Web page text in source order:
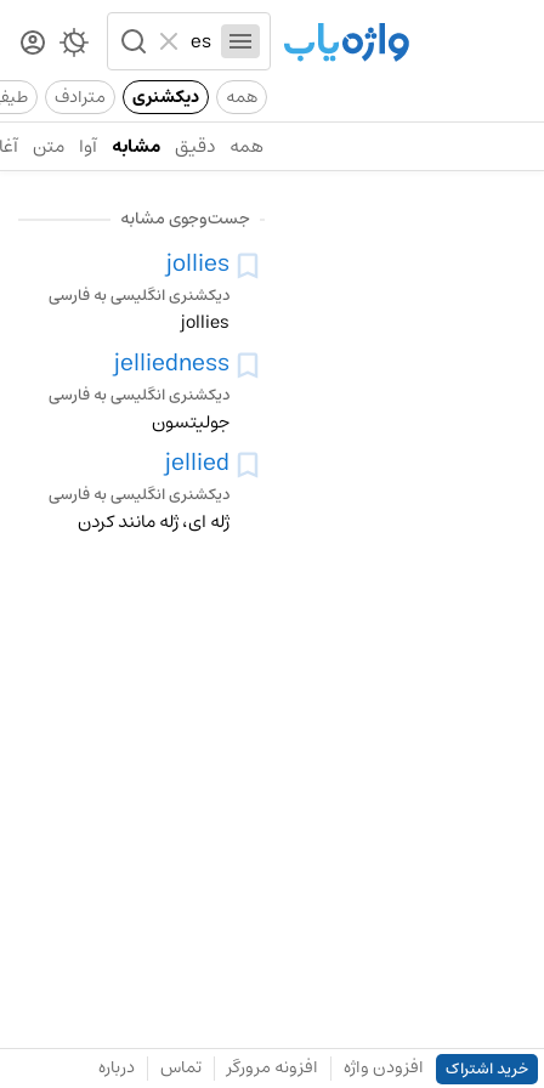
همه دیکشنری مترادف
همه دقیق مشابه آوا متن
جست‌وجوی مشابه
jollies
دیکشنری انگلیسی به فارسی
jollies
jelliedness
دیکشنری انگلیسی به فارسی
جولیتسون
jellied
دیکشنری انگلیسی به فارسی
ژله ای، ژله مانند کردن
خرید اشتراک افزودن واژه افزونه مرورگر تماس درباره